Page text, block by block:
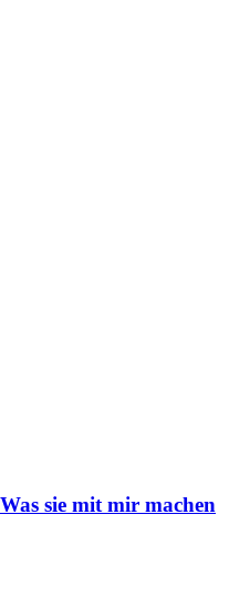
sie mit mir machen